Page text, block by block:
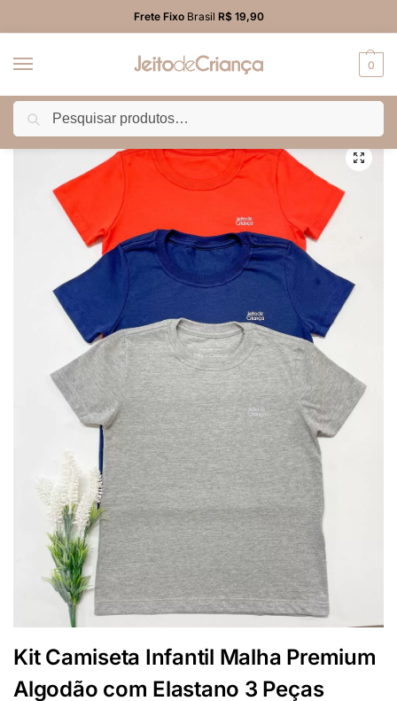
Frete FixoBrasil R$ 19,90
0
Início PROMO / Camiseta /
Kit Camiseta Infantil Malha Premium
Algodão com Elastano 3 Peças